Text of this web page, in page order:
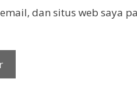
dan situs web saya